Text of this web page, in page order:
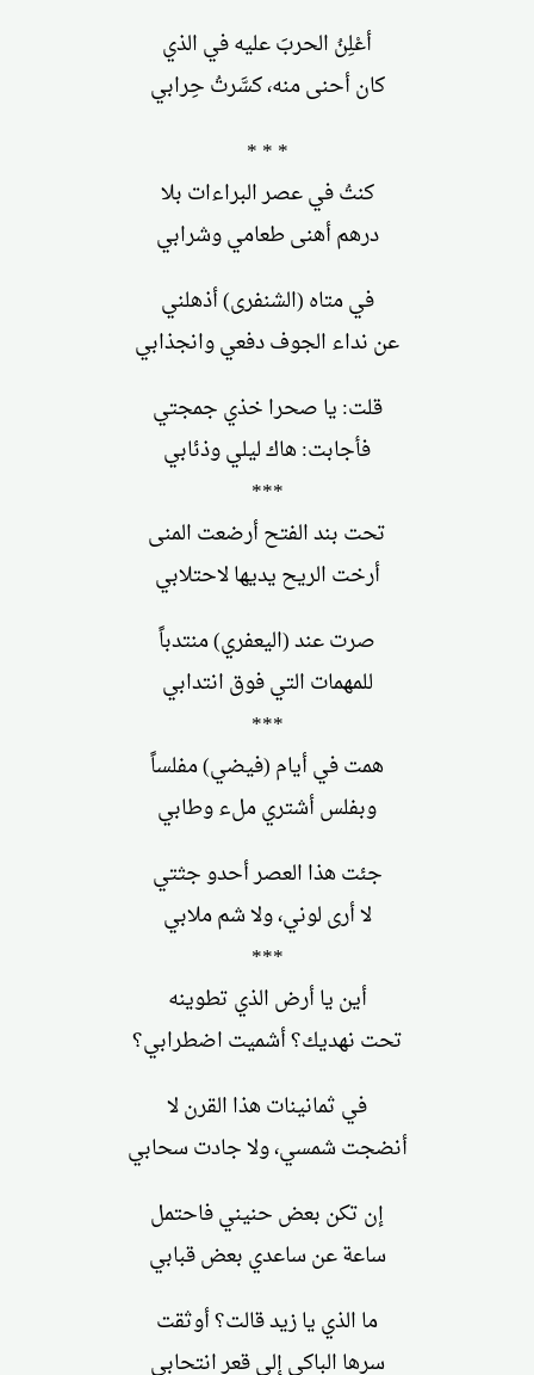
أعْلِنُ الحربَ عليه في الذي
كان أحنى منه، كسَّرتُ حِرابي
* * *
كنتُ في عصر البراءات بلا
درهم أهنى طعامي وشرابي
في متاه (الشنفرى) أذهلني
عن نداء الجوف دفعي وانجذابي
قلت: يا صحرا خذي جمجتي
فأجابت: هاك ليلي وذئابي
***
تحت بند الفتح أرضعت المنى
أرخت الريح يديها لاحتلابي
صرت عند (اليعفري) منتدباً
للمهمات التي فوق انتدابي
***
همت في أيام (فيضي) مفلساً
وبفلس أشتري ملء وطابي
جئت هذا العصر أحدو جثتي
لا أرى لوني، ولا شم ملابي
***
أين يا أرض الذي تطوينه
تحت نهديك؟ أشميت اضطرابي؟
في ثمانينات هذا القرن لا
أنضجت شمسي، ولا جادت سحابي
إن تكن بعض حنيني فاحتمل
ساعة عن ساعدي بعض قبابي
ما الذي يا زيد قالت؟ أوثقت
سرها الباكي إلى قعر انتحابي